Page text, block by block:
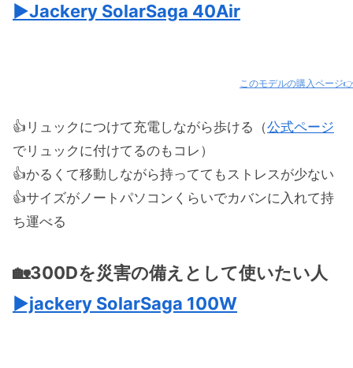
▶︎Jackery SolarSaga 40Air
このモデルの購入ページ
👍リュックにつけて充電しながら歩ける（公式ページ
でリュックに付けてるのもコレ）
👍かるくて移動しながら持っててもストレスが少ない
👍サイズがノートパソコンくらいでカバンに入れて持
ち運べる
🏡300Dを災害の備えとして使いたい人
▶︎jackery SolarSaga 100W